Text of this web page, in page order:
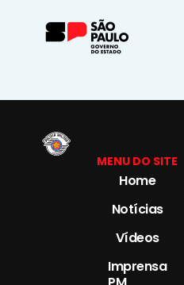
MENU DO SITE
Home
Notícias
Vídeos
Imprensa